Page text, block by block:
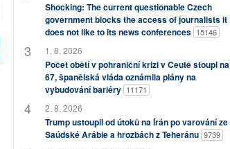
Shocking: The current questionable Czech
government blocks the access of journalists it
does not like to its news conferences 15146
1. 8. 2026
Počet obětí v pohraniční krizi v Ceutě stoupl na
67, španělská vláda oznámila plány na
vybudování bariéry 11171
2. 8. 2026
Trump ustoupil od útoků na Írán po varování ze
Saúdské Arábie a hrozbách z Teheránu 9739